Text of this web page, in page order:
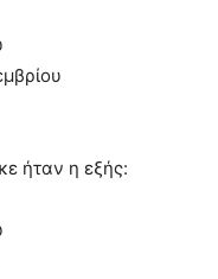
ήταν η εξής: